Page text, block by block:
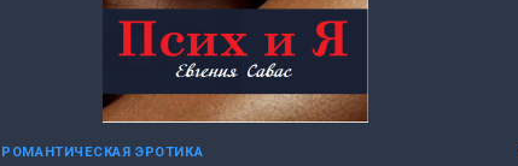
РОМАНТИЧЕСКАЯ ЭРОТИКА